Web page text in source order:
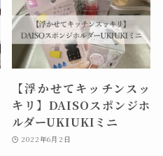
【浮かせてキッチンスッ
キリ】DAISOスポンジホ
ルダーUKIUKIミニ
2022年6月2日